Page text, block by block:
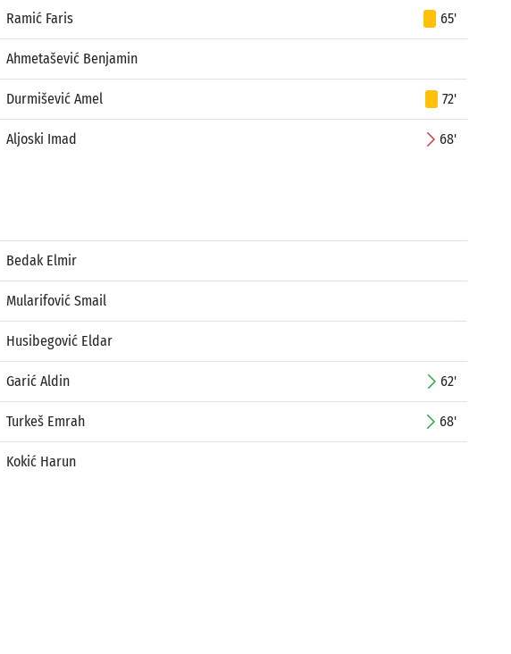
Ramić Faris 65'
Ahmetašević Benjamin
Durmišević Amel 72'
Aljoski Imad 68'
Bedak Elmir
Mularifović Smail
Husibegović Eldar
Garić Aldin 62'
Turkeš Emrah 68'
Kokić Harun